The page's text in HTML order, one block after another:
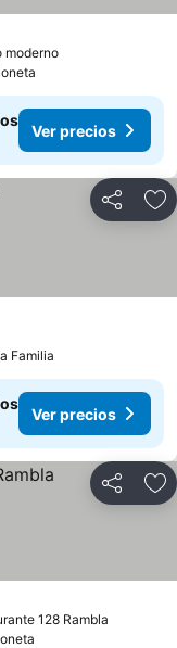
modernoVer precios
Ver precios
Compartir
Familia
Ver precios
Compartir
128 Rambla